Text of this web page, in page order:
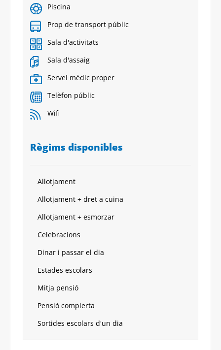
Piscina
Prop de transport públic
Sala d'activitats
Sala d'assaig
Servei mèdic proper
Telèfon públic
Wifi
Règims disponibles
Allotjament
Allotjament + dret a cuina
Allotjament + esmorzar
Celebracions
Dinar i passar el dia
Estades escolars
Mitja pensió
Pensió complerta
Sortides escolars d'un dia